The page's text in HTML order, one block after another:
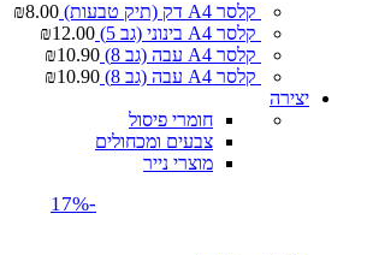
קלסר A4 דק (תיק טבעות) ₪8.00
קלסר A4 בינוני (גב 5)
₪12.00
קלסר A4 עבה (גב 8)
₪10.90
קלסר A4 עבה (גב 8)
₪10.90
יצירה
חומרי פיסול
צבעים ומכחולים
מוצרי נייר
-17%